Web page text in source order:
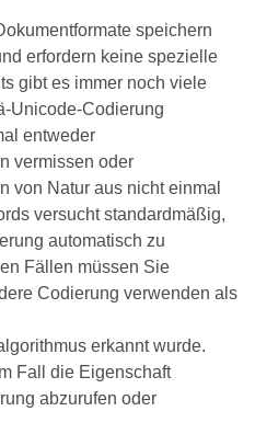
speichern
erfordern keine spezielle
gibt es immer noch viele
Unicode-Codierung
entweder
vermissen oder
von Natur aus nicht einmal
versucht standardmäßig,
automatisch zu
Fällen müssen Sie
Codierung verwenden als
erkannt wurde.
Fall die Eigenschaft
abzurufen oder